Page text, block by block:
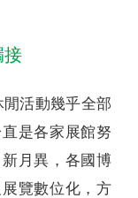
接
活動幾乎全部
是各家展館努
月異，各國博
覽數位化，方